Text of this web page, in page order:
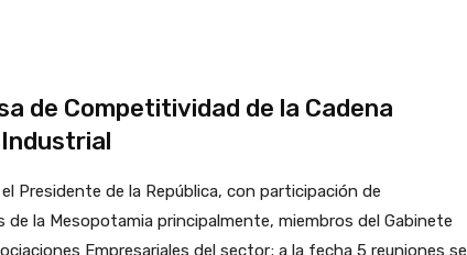
de Competitividad de la Cadena
Presidente de la República, con participación de
de la Mesopotamia principalmente, miembros del Gabinete
Empresariales del sector; a la fecha 5 reuniones se